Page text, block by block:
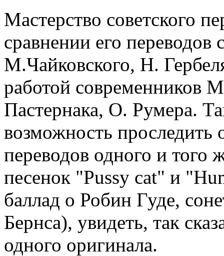
Мастерство советского
сравнении его переводов
М.Чайковского, Н.
работой современников
Пастернака, О. Румера.
возможность проследить
переводов одного и того
песенок "Pussy cat" и
баллад о Робин Гуде,
Бернса), увидеть, так
одного оригинала.